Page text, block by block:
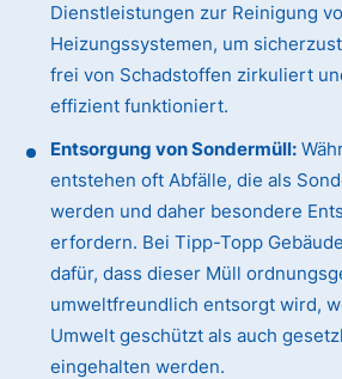
Dienstleistungen zur Reinigung
Heizungssystemen, um
frei von Schadstoffen zirkuliert
effizient funktioniert.
Entsorgung von Sondermüll:
entstehen oft Abfälle, die als
werden und daher besondere
erfordern. Bei Tipp-Topp
dafür, dass dieser Müll
umweltfreundlich entsorgt wird,
Umwelt geschützt als auch
eingehalten werden.